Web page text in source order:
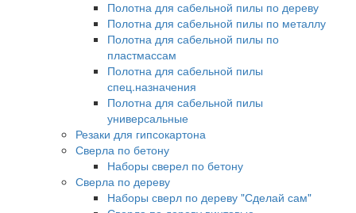
Полотна для сабельной пилы по дереву
Полотна для сабельной пилы по металлу
Полотна для сабельной пилы по
пластмассам
Полотна для сабельной пилы
спец.назначения
Полотна для сабельной пилы
универсальные
Резаки для гипсокартона
Сверла по бетону
Наборы сверел по бетону
Сверла по дереву
Наборы сверл по дереву "Сделай сам"